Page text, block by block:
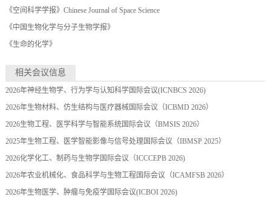
《空间科学学报》Chinese Journal of Space Science
《中国生物化学与分子生物学报》
《生命的化学》
相关会议信息
2026年神经生物学、行为学与认知科学国际会议(ICNBCS 2026)
2026年生物材料、仿生结构与医疗器械国际会议（ICBMD 2026）
2026生物工程、医学科学与智能系统国际会议（BMSIS 2026）
2025年生物工程、医学智能影像与信号处理国际会议（IBMSP 2025）
2026化学化工、制药与生物学国际会议（ICCCEPB 2026)
2026年农业机械化、食品科学与生物工程国际会议（ICAMFSB 2026）
2026年生物医学、肿瘤与免疫学国际会议(ICBOI 2026)